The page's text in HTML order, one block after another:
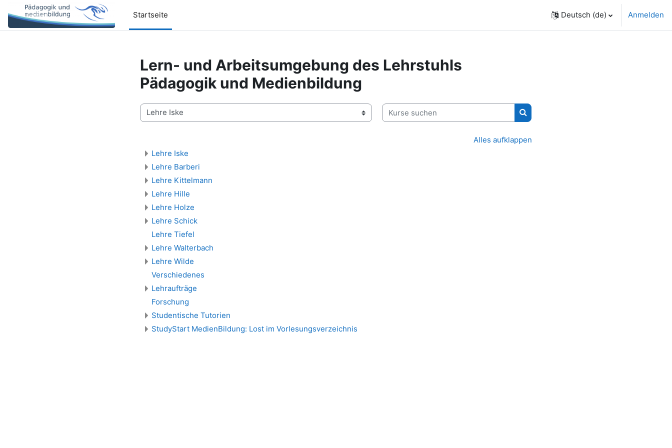
Zum Hauptinhalt
Startseite
Deutsch ‎(de)‎ Anmelden
Lern- und Arbeitsumgebung des Lehrstuhls
Pädagogik und Medienbildung
Kursbereiche
Kurse suchen
Kurse suchen
Alles aufklappen
Lehre Iske
Lehre Barberi
Lehre Kittelmann
Lehre Hille
Lehre Holze
Lehre Schick
Lehre Tiefel
Lehre Walterbach
Lehre Wilde
Verschiedenes
Lehraufträge
Forschung
Studentische Tutorien
StudyStart MedienBildung: Lost im Vorlesungsverzeichnis